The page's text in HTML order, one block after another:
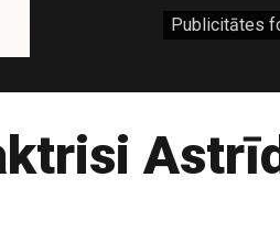
Publicitātes